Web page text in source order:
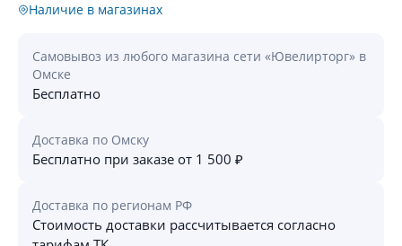
Наличие в магазинах
Самовывоз из любого магазина сети «Ювелирторг» в
Омске
Бесплатно
Доставка по Омску
Бесплатно при заказе от 1 500 ₽
Доставка по регионам РФ
Стоимость доставки рассчитывается согласно